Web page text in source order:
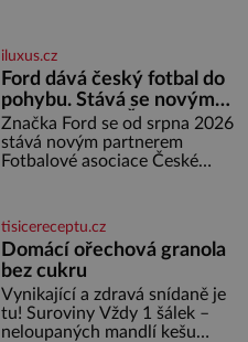
nemůže, protože žádné nemá,
spokojí se lupič s několika
měďáky a štůčky látky. Zraněná
žena pár dní nato umírá. Je to
muž nebývale krutý. Jeho činy
budí hrůzu ještě dlouho po jeho
smrti
iluxus.cz
Ford dává český fotbal do
pohybu. Stává se novým
partnerem FAČR
Značka Ford se od srpna 2026
stává novým partnerem
Fotbalové asociace České
asociace, reprezentačních týmů
i českého fotbalu v regionech.
Partner
tisicereceptu.cz
Domácí ořechová granola
bez cukru
Vynikající a zdravá snídaně je
tu! Suroviny Vždy 1 šálek –
neloupaných mandlí kešu